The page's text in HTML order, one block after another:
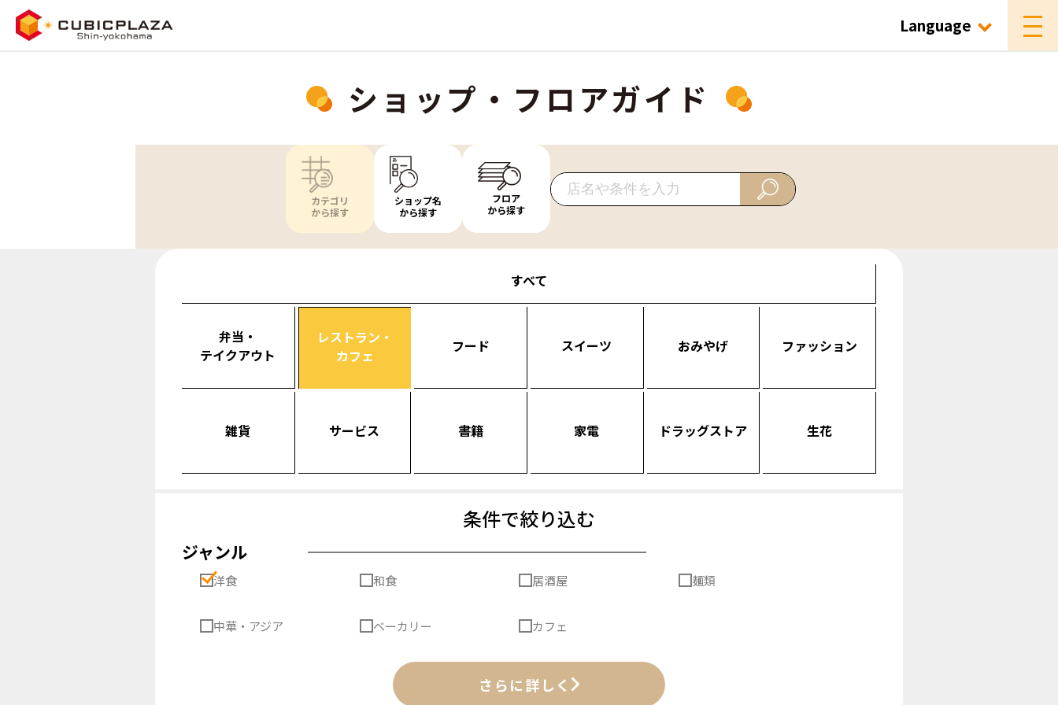
Language
ショップ・フロアガイド
カテゴリ
から探す
ショップ名
から探す
フロア
から探す
すべて
弁当・
テイクアウト
レストラン・
カフェ
フード スイーツ おみやげ ファッション
雑貨 サービス 書籍 家電 ドラッグストア 生花
条件で絞り込む
ジャンル
洋食 和食 居酒屋 麺類
中華・アジア ベーカリー カフェ
さらに詳しく